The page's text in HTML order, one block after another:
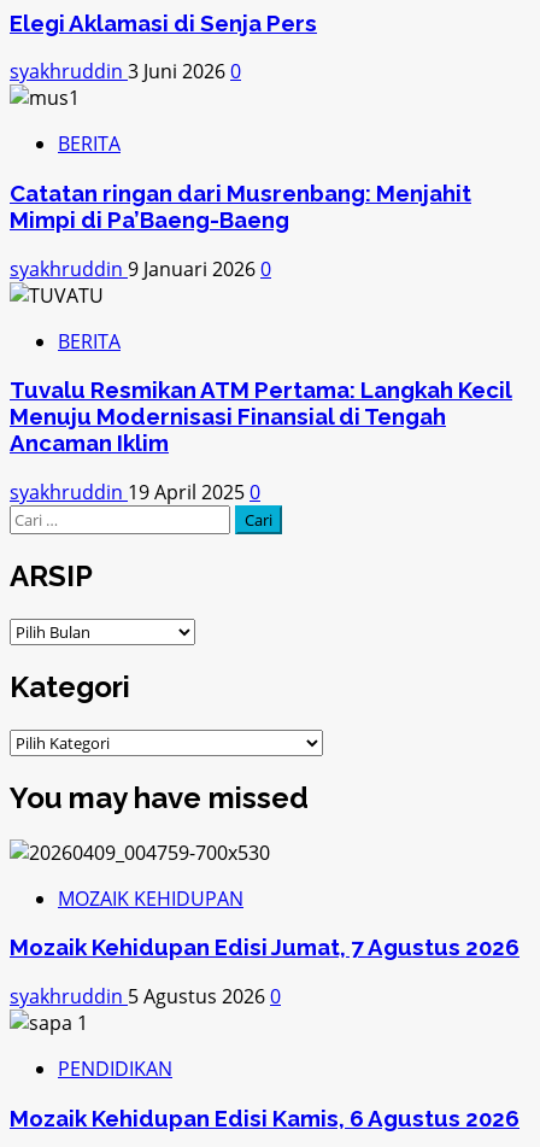
Elegi Aklamasi di Senja Pers
syakhruddin 3 Juni 20260
BERITA
Catatan ringan dari Musrenbang: Menjahit
Mimpi di Pa’Baeng-Baeng
syakhruddin 9 Januari 20260
BERITA
Tuvalu Resmikan ATM Pertama: Langkah Kecil
Menuju Modernisasi Finansial di Tengah
Ancaman Iklim
syakhruddin 19 April 20250
Cari
ARSIP
ARSIP
Kategori
Kategori
You may have missed
MOZAIK KEHIDUPAN
Mozaik Kehidupan Edisi Jumat, 7 Agustus 2026
syakhruddin 5 Agustus 20260
PENDIDIKAN
Mozaik Kehidupan Edisi Kamis, 6 Agustus 2026